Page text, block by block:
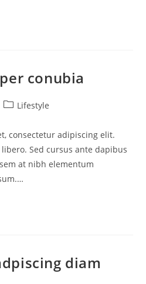
conubia
Lifestyle
consectetur adipiscing elit.
Sed cursus ante dapibus
at nibh elementum
diam